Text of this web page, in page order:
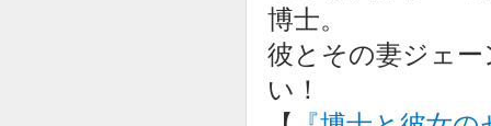
博士。
彼とその妻ジェ
い！